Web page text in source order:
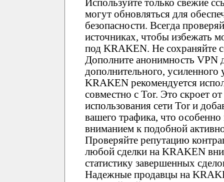
Используйте только свежие
могут обновляться для
безопасности. Всегда
источниках, чтобы избежать
под KRAKEN. Не сохраняйте
Дополните анонимность VPN
дополнительного,
KRAKEN рекомендуется
совместно с Tor. Это скроет
использования сети Tor и
вашего трафика, что
вниманием к подобной
Проверяйте репутацию
любой сделки на KRAKEN
статистику завершенных
Надежные продавцы на